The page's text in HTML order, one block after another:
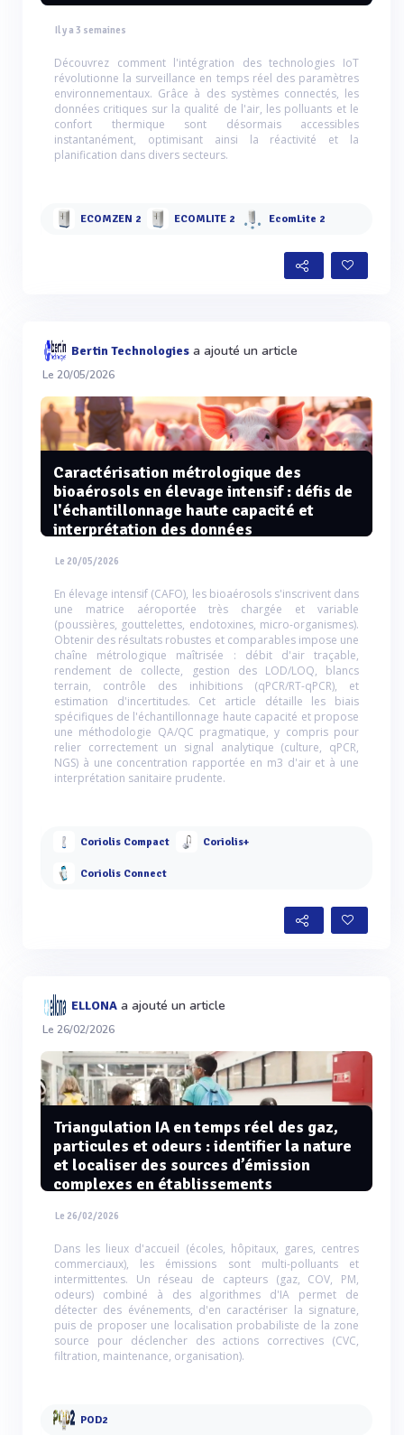
Il y a 3 semaines
Découvrez comment l'intégration des technologies IoT
révolutionne la surveillance en temps réel des paramètres
environnementaux. Grâce à des systèmes connectés, les
données critiques sur la qualité de l'air, les polluants et le
confort thermique sont désormais accessibles
instantanément, optimisant ainsi la réactivité et la
planification dans divers secteurs.
ECOMZEN 2 ECOMLITE 2 EcomLite 2
Bertin Technologies a ajouté un article
Le 20/05/2026
Caractérisation métrologique des
bioaérosols en élevage intensif : défis de
l'échantillonnage haute capacité et
interprétation des données
Le 20/05/2026
En élevage intensif (CAFO), les bioaérosols s'inscrivent dans
une matrice aéroportée très chargée et variable
(poussières, gouttelettes, endotoxines, micro-organismes).
Obtenir des résultats robustes et comparables impose une
chaîne métrologique maîtrisée : débit d'air traçable,
rendement de collecte, gestion des LOD/LOQ, blancs
terrain, contrôle des inhibitions (qPCR/RT-qPCR), et
estimation d'incertitudes. Cet article détaille les biais
spécifiques de l'échantillonnage haute capacité et propose
une méthodologie QA/QC pragmatique, y compris pour
relier correctement un signal analytique (culture, qPCR,
NGS) à une concentration rapportée en m3 d'air et à une
interprétation sanitaire prudente.
Coriolis Compact Coriolis+
Coriolis Connect
ELLONA a ajouté un article
Le 26/02/2026
Triangulation IA en temps réel des gaz,
particules et odeurs : identifier la nature
et localiser des sources d’émission
complexes en établissements
Le 26/02/2026
Dans les lieux d'accueil (écoles, hôpitaux, gares, centres
commerciaux), les émissions sont multi-polluants et
intermittentes. Un réseau de capteurs (gaz, COV, PM,
odeurs) combiné à des algorithmes d'IA permet de
détecter des événements, d'en caractériser la signature,
puis de proposer une localisation probabiliste de la zone
source pour déclencher des actions correctives (CVC,
filtration, maintenance, organisation).
POD2